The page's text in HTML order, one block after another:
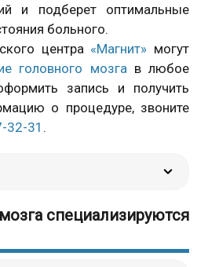
и подберет оптимальные
больного.
центра «Магнит» могут
головного мозга в любое
запись и получить
о процедуре, звоните
32-31 .
специализируются